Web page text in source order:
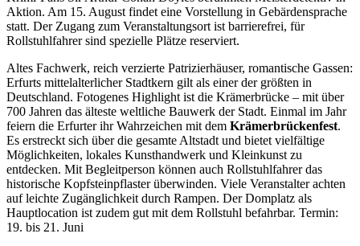
Aktion. Am 15. August findet eine Vorstellung in Gebärdensprache
statt. Der Zugang zum Veranstaltungsort ist barrierefrei, für
Rollstuhlfahrer sind spezielle Plätze reserviert.
Altes Fachwerk, reich verzierte Patrizierhäuser, romantische Gassen:
Erfurts mittelalterlicher Stadtkern gilt als einer der größten in
Deutschland. Fotogenes Highlight ist die Krämerbrücke – mit über
700 Jahren das älteste weltliche Bauwerk der Stadt. Einmal im Jahr
feiern die Erfurter ihr Wahrzeichen mit dem Krämerbrückenfest.
Es erstreckt sich über die gesamte Altstadt und bietet vielfältige
Möglichkeiten, lokales Kunsthandwerk und Kleinkunst zu
entdecken. Mit Begleitperson können auch Rollstuhlfahrer das
historische Kopfsteinpflaster überwinden. Viele Veranstalter achten
auf leichte Zugänglichkeit durch Rampen. Der Domplatz als
Hauptlocation ist zudem gut mit dem Rollstuhl befahrbar. Termin:
19. bis 21. Juni